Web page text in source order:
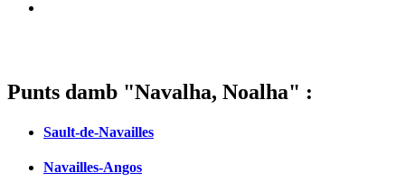
Punts damb "Navalha, Noalha" :
Sault-de-Navailles
Navailles-Angos